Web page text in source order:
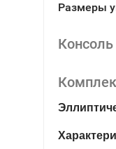
Размеры
Консоль